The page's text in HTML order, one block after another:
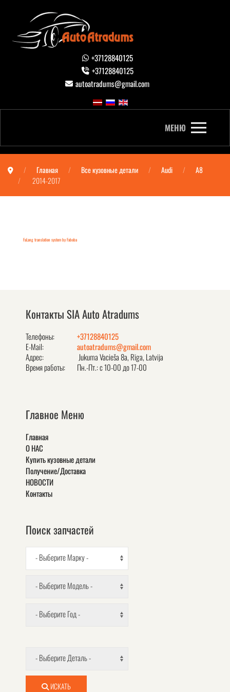
+37128840125
+37128840125
autoatradums@gmail.com
МЕНЮ
Главная Все кузовные детали Audi
A8
2014-2017
FaLang translation system by Faboba
Контакты SIA Auto Atradums
Телефоны:
+37128840125
E-Mail:
autoatradums@gmail.com
Адрес:
Jukuma Vacieša 8a, Rīga, Latvija
Время работы:
Пн.-Пт.: с 10-00 до 17-00
Главное Меню
Главная
О НАС
Купить кузовные детали
Получение/Доставка
НОВОСТИ
Контакты
Поиск запчастей
- Выберите Марку -
- Выберите Модель -
- Выберите Год -
- Выберите Деталь -
ИСКАТЬ